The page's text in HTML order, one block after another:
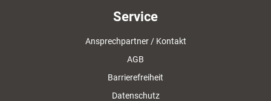
Service
Ansprechpartner / Kontakt
AGB
Barrierefreiheit
Datenschutz